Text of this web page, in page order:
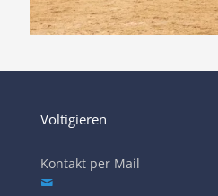
Voltigieren
Kontakt per Mail